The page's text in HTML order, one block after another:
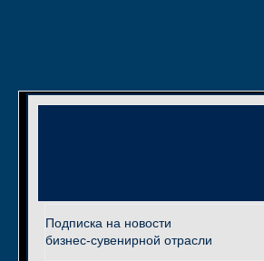
Подписка на новости
бизнес-сувенирной отрасли